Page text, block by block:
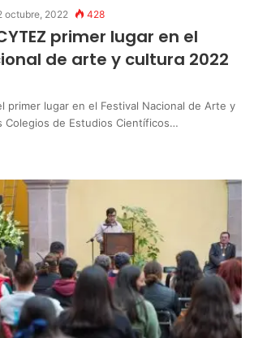
octubre, 2022 428
primer lugar en el
de arte y cultura 2022
primer lugar en el Festival Nacional de Arte y
Colegios de Estudios Científicos…